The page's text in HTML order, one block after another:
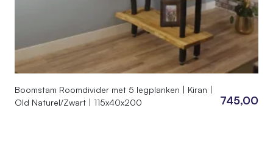
Boomstam Roomdivider met 5 legplanken | Kiran |
Old Naturel/Zwart | 115x40x200
745,00